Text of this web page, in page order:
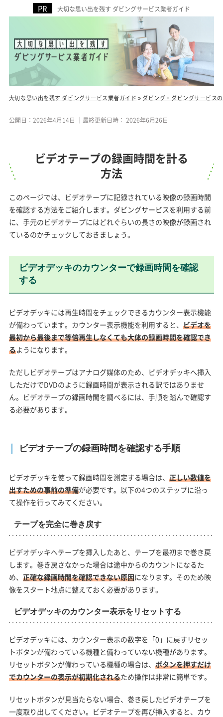
大切な思い出を残す ダビングサービス業者ガイド
大切な思い出を残す ダビングサービス業者ガイド » ダビング・ダビングサービス
公開日： 2026年4月14日 ｜最終更新日時： 2026年6月26日
ビデオテープの録画時間を計る
方法
このページでは、ビデオテープに記録されている映像の録画時間
を確認する方法をご紹介します。ダビングサービスを利用する前
に、手元のビデオテープにはどれぐらいの長さの映像が録画され
ているのかチェックしておきましょう。
ビデオデッキのカウンターで録画時間を確認
する
ビデオデッキには再生時間をチェックできるカウンター表示機能
が備わっています。カウンター表示機能を利用すると、 ビデオを
最初から最後まで等倍再生しなくても大体の録画時間を確認でき
るようになります。
ただしビデオテープはアナログ媒体のため、ビデオデッキへ挿入
しただけでDVDのように録画時間が表示される訳ではありませ
ん。ビデオテープの録画時間を調べるには、手順を踏んで確認す
る必要があります。
ビデオテープの録画時間を確認する手順
ビデオデッキを使って録画時間を測定する場合は、 正しい数値を
出すための事前の準備が必要です。以下の4つのステップに沿っ
て操作を行ってみてください。
テープを完全に巻き戻す
ビデオデッキへテープを挿入したあと、テープを最初まで巻き戻
します。巻き戻さなかった場合は途中からのカウントになるた
め、 正確な録画時間を確認できない原因になります。そのため映
像をスタート地点に整えておく必要があります。
ビデオデッキのカウンター表示をリセットする
ビデオデッキには、カウンター表示の数字を「0」に戻すリセッ
トボタンが備わっている機種と備わっていない機種があります。
リセットボタンが備わっている機種の場合は、 ボタンを押すだけ
でカウンターの表示が初期化されるため操作は非常に簡単です。
リセットボタンが見当たらない場合、巻き戻したビデオテープを
一度取り出してください。ビデオテープを再び挿入すると、カウ